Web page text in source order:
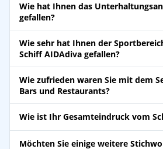
Wie hat Ihnen das
gefallen?
Wie sehr hat Ihnen der
Schiff AIDAdiva gefallen?
Wie zufrieden waren Sie mit dem
Bars und Restaurants?
Wie ist Ihr Gesamteindruck vom
Möchten Sie einige weitere